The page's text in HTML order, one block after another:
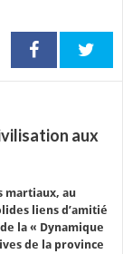
aux
martiaux, au
liens d’amitié
la « Dynamique
de la province